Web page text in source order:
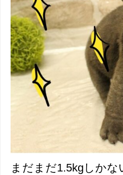
まだまだ1.5kgしかな